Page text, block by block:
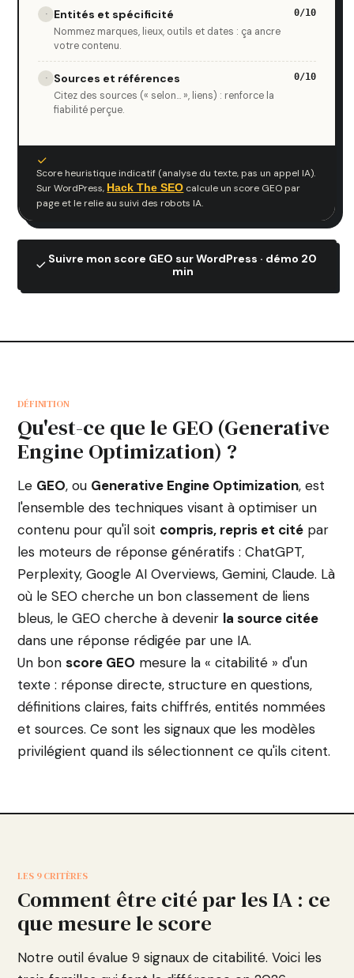
· Entités et spécificité
Nommez marques, lieux, outils et dates : ça ancre
votre contenu.
0/10
· Sources et références
Citez des sources (« selon... », liens) : renforce la
fiabilité perçue.
0/10
Score heuristique indicatif (analyse du texte, pas un appel IA).
Sur WordPress, Hack The SEO calcule un score GEO par
page et le relie au suivi des robots IA.
Suivre mon score GEO sur WordPress · démo 20
min
DÉFINITION
Qu'est-ce que le GEO (Generative
Engine Optimization) ?
Le GEO, ou Generative Engine Optimization, est
l'ensemble des techniques visant à optimiser un
contenu pour qu'il soit compris, repris et cité par
les moteurs de réponse génératifs : ChatGPT,
Perplexity, Google AI Overviews, Gemini, Claude. Là
où le SEO cherche un bon classement de liens
bleus, le GEO cherche à devenir la source citée
dans une réponse rédigée par une IA.
Un bonscore GEO mesure la « citabilité » d'un
texte : réponse directe, structure en questions,
définitions claires, faits chiffrés, entités nommées
et sources. Ce sont les signaux que les modèles
privilégient quand ils sélectionnent ce qu'ils citent.
LES 9 CRITÈRES
Comment être cité par les IA : ce
que mesure le score
Notre outil évalue 9 signaux de citabilité. Voici les